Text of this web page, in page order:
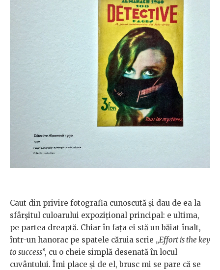
Caut din privire fotografia cunoscută şi dau de ea la
sfârşitul culoarului expoziţional principal: e ultima,
pe partea dreaptă. Chiar în faţa ei stă un băiat înalt,
într-un hanorac pe spatele căruia scrie „Effort is the key
to success”, cu o cheie simplă desenată în locul
cuvântului. Îmi place şi de el, brusc mi se pare că se